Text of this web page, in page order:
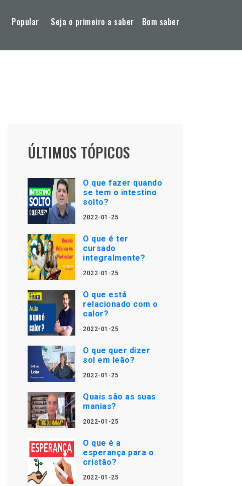
Popular Seja o primeiro a saber Bom saber
ÚLTIMOS TÓPICOS
O que fazer quando
se tem o intestino
solto?
2022-01-25
O que é ter
cursado
integralmente?
2022-01-25
O que está
relacionado com o
calor?
2022-01-25
O que quer dizer
sol em leão?
2022-01-25
Quais são as suas
manias?
2022-01-25
O que é a
esperança para o
cristão?
2022-01-25